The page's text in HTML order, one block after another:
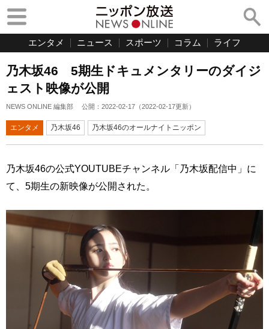
エンタメ ニュース スポーツ コラム ライフ
乃木坂46 5期生ドキュメンタリーのダイジ
ェスト映像が公開
NEWS ONLINE 編集部 公開： 2022-02-17 （2022-02-17更新）
エンタメ 乃木坂46 乃木坂46のオールナイトニッポン
乃木坂46の公式YOUTUBEチャンネル「乃木坂配信中」に
て、5期生の新映像が公開された。